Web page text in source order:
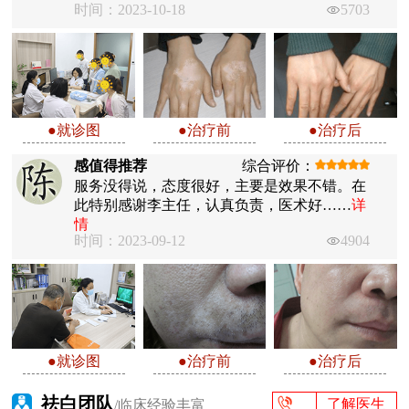
时间：2023-10-18 5703
●就诊图 ●治疗前 ●治疗后
感值得推荐
综合评价：
服务没得说，态度很好，主要是效果不错。在
此特别感谢李主任，认真负责，医术好……详
情
时间：2023-09-12
4904
●就诊图 ●治疗前 ●治疗后
祛白团队/临床经验丰富 了解医生